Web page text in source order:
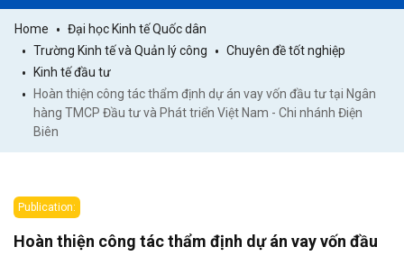
Home
Đại học Kinh tế Quốc dân
Trường Kinh tế và Quản lý công
Chuyên đề tốt nghiệp
Kinh tế đầu tư
Hoàn thiện công tác thẩm định dự án vay vốn đầu tư tại Ngân
hàng TMCP Đầu tư và Phát triển Việt Nam - Chi nhánh Điện
Biên
Publication:
Hoàn thiện công tác thẩm định dự án vay vốn đầu